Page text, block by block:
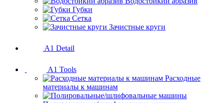
Губки
Сетка
Зачистные круги
A1 Detail
A1 Tools
Расходные
материалы к машинам